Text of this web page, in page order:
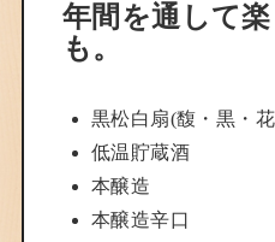
年間を通して
も。
黒松白扇(馥・黒・
低温貯蔵酒
本醸造
本醸造辛口